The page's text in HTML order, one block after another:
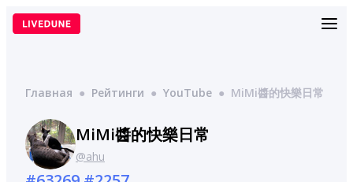
Перейти
Главная ● Рейтинги ● YouTube ● MiMi醬的快樂日常
MiMi醬的快樂日常
@ahu